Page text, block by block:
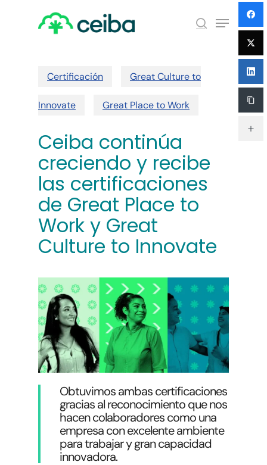
search
Menu
Certificación Great Culture to
Innovate Great Place to Work
Ceiba continúa
creciendo y recibe
las certificaciones
de Great Place to
Work y Great
Culture to Innovate
Obtuvimos ambas certificaciones
gracias al reconocimiento que nos
hacen colaboradores como una
empresa con excelente ambiente
para trabajar y gran capacidad
innovadora.
Menu